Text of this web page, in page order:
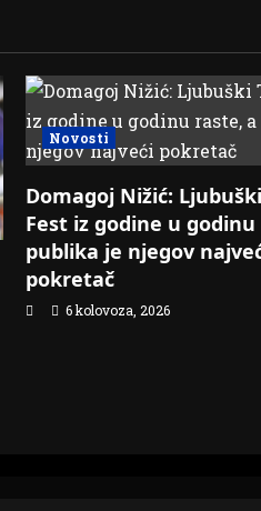
Novosti
Domagoj Nižić:
Fest iz godine u
publika je njegov
pokretač
6 kolovoza, 2026